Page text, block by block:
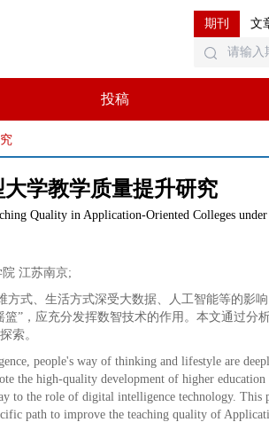
期刊 文
投稿
学教学质量提升研究
Quality in Application-Oriented Colleges
江苏南京;
方式、生活方式深受大数据、人工智能等的影
”，应充分发挥数智技术的作用。本文通过
索。
people's way of thinking and lifestyle are
the high-quality development of higher
to the role of digital intelligence technology. This
path to improve the teaching quality of